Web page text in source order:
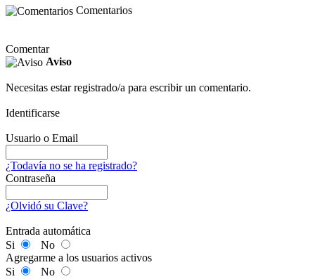
Comentarios
Comentar
Aviso
Necesitas estar registrado/a para escribir un comentario.
Identificarse
Usuario o Email
¿Todavía no se ha registrado?
Contraseña
¿Olvidó su Clave?
Entrada automática
Si
No
Agregarme a los usuarios activos
Si
No